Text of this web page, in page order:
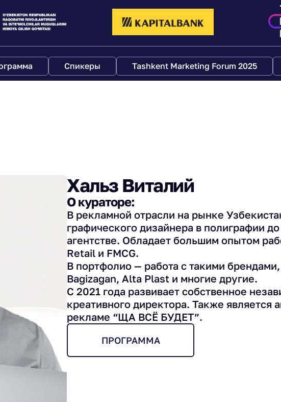
Спикеры Tashkent Marketing Forum 2025
Хальз Виталий
О кураторе:
В рекламной отрасли на рынке
графического дизайнера в полиграфии
агентстве. Обладает большим опытом
Retail и FMCG.
В портфолио — работа с такими
Bagizagan, Alta Plast и многие другие.
С 2021 года развивает собственное
креативного директора. Также является
рекламе “ЩА ВСЁ БУДЕТ”.
ПРОГРАММА